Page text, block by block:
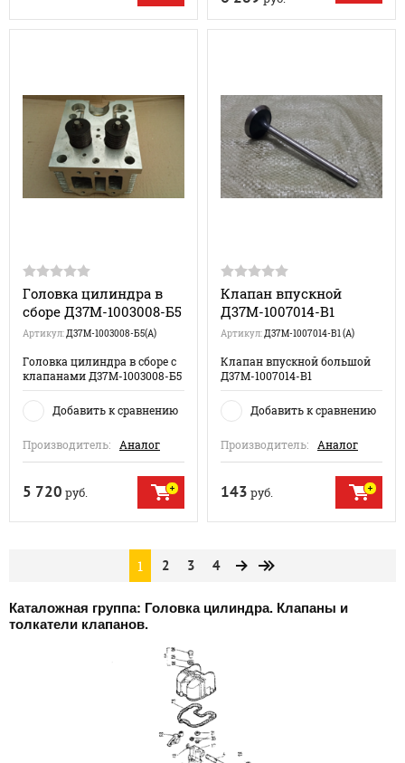
Головка цилиндра в
сборе Д37М-1003008-Б5
Артикул:Д37М-1003008-Б5(А)
Головка цилиндра в сборе с
клапанами Д37М-1003008-Б5
Добавить к сравнению
Производитель: Аналог
5 720 руб.
Клапан впускной
Д37М-1007014-В1
Артикул:Д37М-1007014-В1 (А)
Клапан впускной большой
Д37М-1007014-В1
Добавить к сравнению
Производитель: Аналог
143 руб.
1 2 3 4
Каталожная группа: Головка цилиндра. Клапаны и
толкатели клапанов.